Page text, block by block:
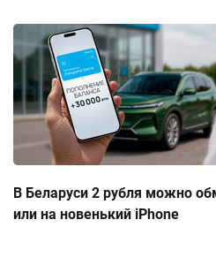
В Беларуси 2 рубля можно
или на новенький iPhone